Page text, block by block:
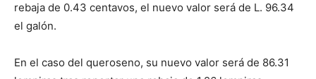
rebaja de 0.43 centavos, el nuevo valor será de L. 96.34
el galón.
En el caso del queroseno, su nuevo valor será de 86.31